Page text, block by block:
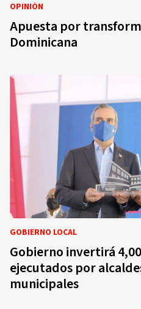
OPINIÓN
Apuesta por
Dominicana
GOBIERNO LOCAL
Gobierno invertirá
ejecutados por
municipales